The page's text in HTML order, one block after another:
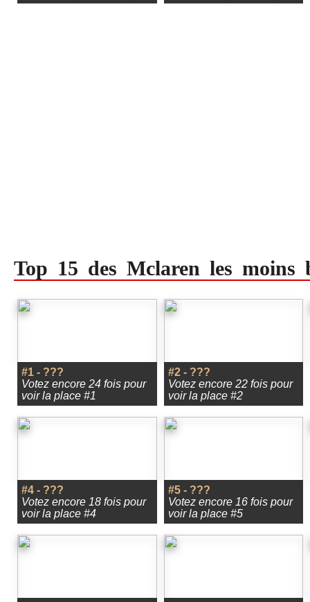
Top 15 des Mclaren les moins
#1 - ???
Votez encore 24 fois pour
voir la place #1
#2 - ???
Votez encore 22 fois pour
voir la place #2
#4 - ???
Votez encore 18 fois pour
voir la place #4
#5 - ???
Votez encore 16 fois pour
voir la place #5